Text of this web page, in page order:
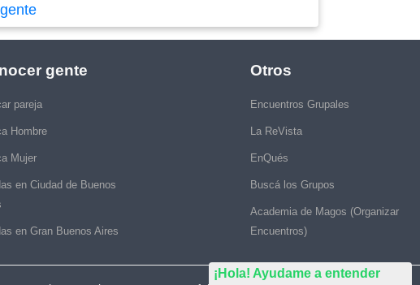
¡Hola! Ayudame a entender
gente
pareja
Hombre
Mujer
en Ciudad de Buenos
en Gran Buenos Aires
Otros
Encuentros Grupales
La ReVista
EnQués
Buscá los Grupos
Academia de Magos (Organizar
Encuentros)